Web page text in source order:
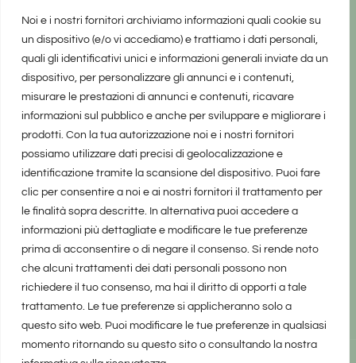
Noi e i nostri fornitori archiviamo informazioni quali cookie su
un dispositivo (e/o vi accediamo) e trattiamo i dati personali,
quali gli identificativi unici e informazioni generali inviate da un
dispositivo, per personalizzare gli annunci e i contenuti,
misurare le prestazioni di annunci e contenuti, ricavare
informazioni sul pubblico e anche per sviluppare e migliorare i
prodotti. Con la tua autorizzazione noi e i nostri fornitori
possiamo utilizzare dati precisi di geolocalizzazione e
identificazione tramite la scansione del dispositivo. Puoi fare
clic per consentire a noi e ai nostri fornitori il trattamento per
le finalità sopra descritte. In alternativa puoi accedere a
informazioni più dettagliate e modificare le tue preferenze
prima di acconsentire o di negare il consenso. Si rende noto
che alcuni trattamenti dei dati personali possono non
richiedere il tuo consenso, ma hai il diritto di opporti a tale
trattamento. Le tue preferenze si applicheranno solo a
questo sito web. Puoi modificare le tue preferenze in qualsiasi
momento ritornando su questo sito o consultando la nostra